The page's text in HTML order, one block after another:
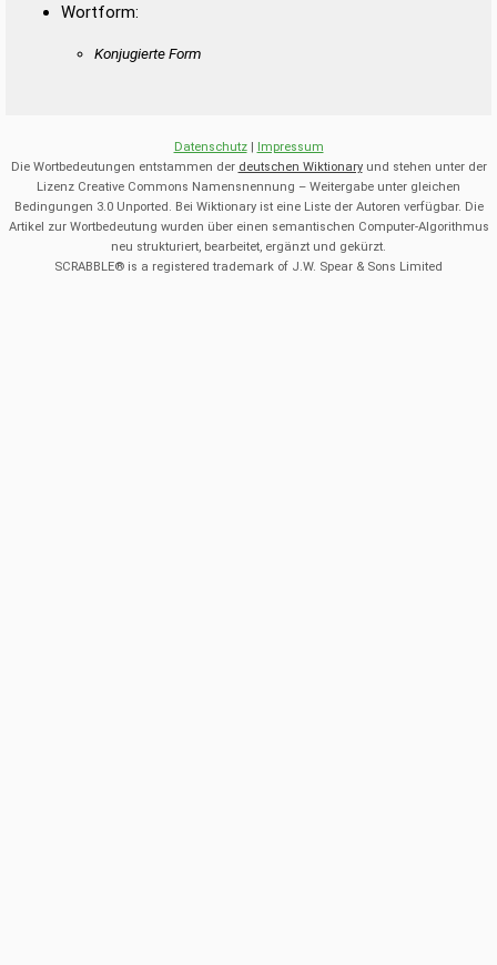
Wortform:
Konjugierte Form
Datenschutz| Impressum
Die Wortbedeutungen entstammen der deutschen Wiktionaryund stehen unter der
Lizenz Creative Commons Namensnennung – Weitergabe unter gleichen
Bedingungen 3.0 Unported. Bei Wiktionary ist eine Liste der Autoren verfügbar. Die
Artikel zur Wortbedeutung wurden über einen semantischen Computer-Algorithmus
neu strukturiert, bearbeitet, ergänzt und gekürzt.
SCRABBLE® is a registered trademark of J.W. Spear & Sons Limited